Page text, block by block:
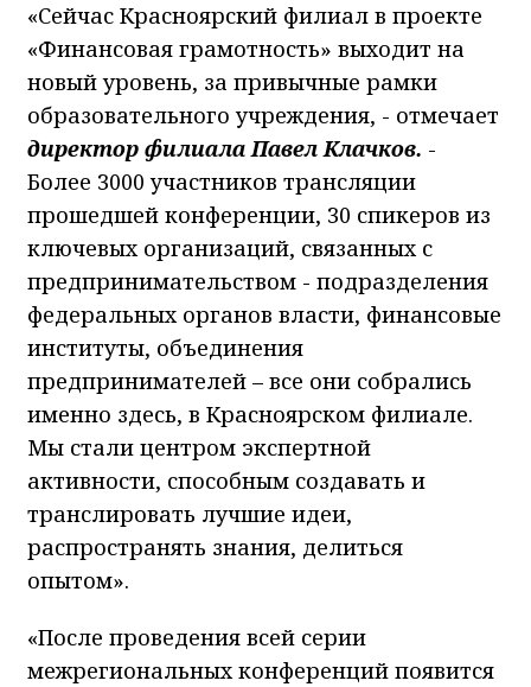
«Сейчас Красноярский филиал в проекте
«Финансовая грамотность» выходит на
новый уровень, за привычные рамки
образовательного учреждения, - отмечает
директор филиала Павел Клачков. -
Более 3000 участников трансляции
прошедшей конференции, 30 спикеров из
ключевых организаций, связанных с
предпринимательством - подразделения
федеральных органов власти, финансовые
институты, объединения
предпринимателей – все они собрались
именно здесь, в Красноярском филиале.
Мы стали центром экспертной
активности, способным создавать и
транслировать лучшие идеи,
распространять знания, делиться
опытом».
«После проведения всей серии
межрегиональных конференций появится